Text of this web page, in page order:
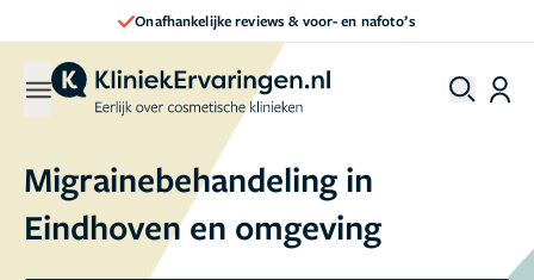
Onafhankelijke reviews & voor- en nafoto’s
Migrainebehandeling in
Eindhoven en omgeving